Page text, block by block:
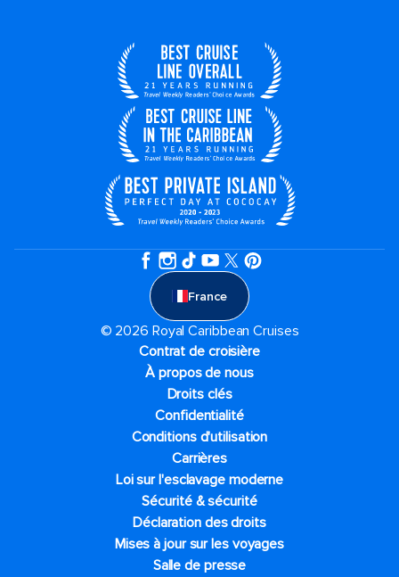
France
© 2026 Royal Caribbean Cruises
Contrat de croisière
À propos de nous
Droits clés
Confidentialité
Conditions d'utilisation
Carrières
Loi sur l'esclavage moderne
Sécurité & sécurité
Déclaration des droits
Mises à jour sur les voyages
Salle de presse